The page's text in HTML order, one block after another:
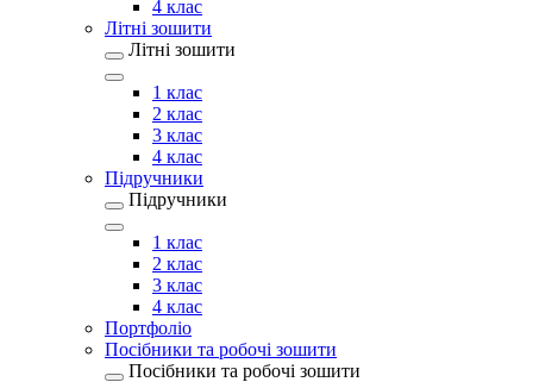
4 клас
Літні зошити
Літні зошити
1 клас
2 клас
3 клас
4 клас
Підручники
Підручники
1 клас
2 клас
3 клас
4 клас
Портфоліо
Посібники та робочі зошити
Посібники та робочі зошити